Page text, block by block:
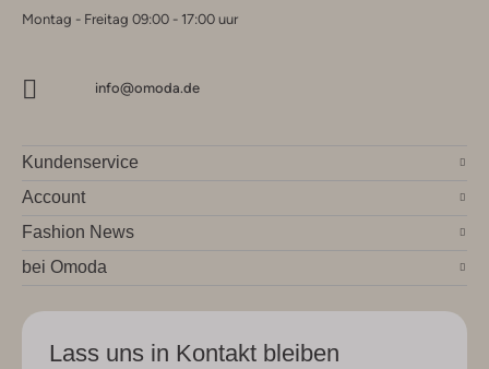
Montag - Freitag 09:00 - 17:00 uur
info@omoda.de
Kundenservice
Account
Fashion News
bei Omoda
Lass uns in Kontakt bleiben